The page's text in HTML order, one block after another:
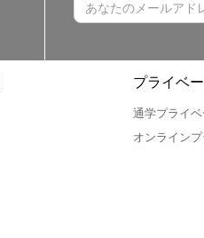
プライベ
通学プライ
オンライン